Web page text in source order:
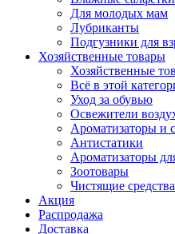
Для молодых мам
Лубриканты
Подгузники для
Хозяйственные товары
Хозяйственные
Всё в этой
Уход за обувью
Освежители
Ароматизаторы и
Антистатики
Ароматизаторы
Зоотовары
Чистящие средства
Акция
Распродажа
Доставка